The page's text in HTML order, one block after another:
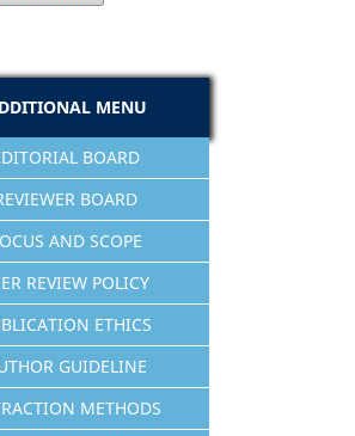
MENU
BOARD
BOARD
AND SCOPE
REVIEW POLICY
ETHICS
GUIDELINE
METHODS